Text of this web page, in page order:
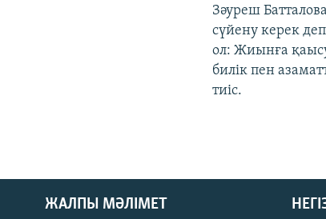
Зәуреш
сүйену керек
ол: Жиынға
билік пен
тиіс.
ЖАЛПЫ МӘЛІМЕТ